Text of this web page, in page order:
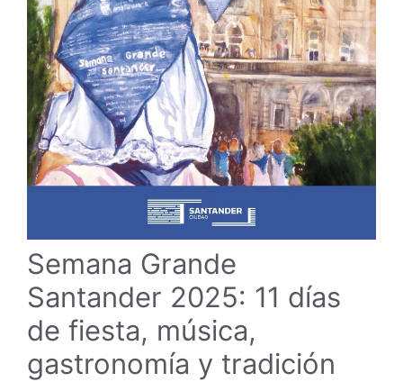
Semana Grande
Santander 2025: 11 días
de fiesta, música,
gastronomía y tradición